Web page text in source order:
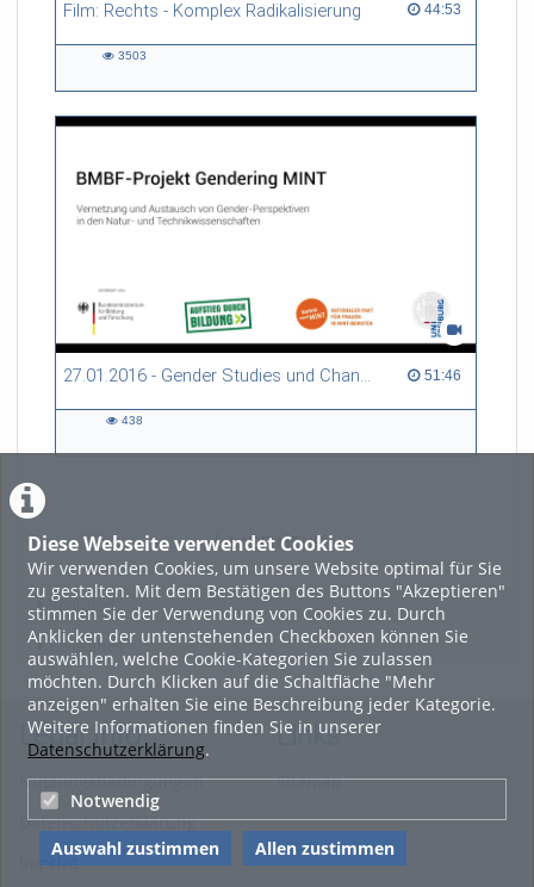
Diese Webseite verwendet Cookies
Wir verwenden Cookies, um unsere Website optimal für Sie
zu gestalten. Mit dem Bestätigen des Buttons "Akzeptieren"
stimmen Sie der Verwendung von Cookies zu. Durch
Anklicken der untenstehenden Checkboxen können Sie
auswählen, welche Cookie-Kategorien Sie zulassen
möchten. Durch Klicken auf die Schaltfläche "Mehr
anzeigen" erhalten Sie eine Beschreibung jeder Kategorie.
Weitere Informationen finden Sie in unserer
Datenschutzerklärung.
Notwendig
Auswahl zustimmen Allen zustimmen
Film: Rechts - Komplex Radikalisierung 44:53
44:53 duration
3503
27.01.2016 - Gender Studies und Chancengleichheit in MINT 51:46
51:46 duration
438
LADE MEHR
Featured
Beliebtheit
Legal Info
Nutzungsbedingungen
Datenschutzerklärung
Imprint
Links
Sitemap